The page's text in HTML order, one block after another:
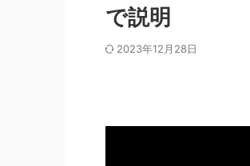
で説明
2023年12月28日